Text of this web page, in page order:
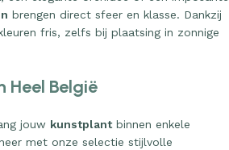
brengen direct sfeer en klasse. Dankzij
fris, zelfs bij plaatsing in zonnige
Heel België
jouw kunstplantbinnen enkele
met onze selectie stijlvolle